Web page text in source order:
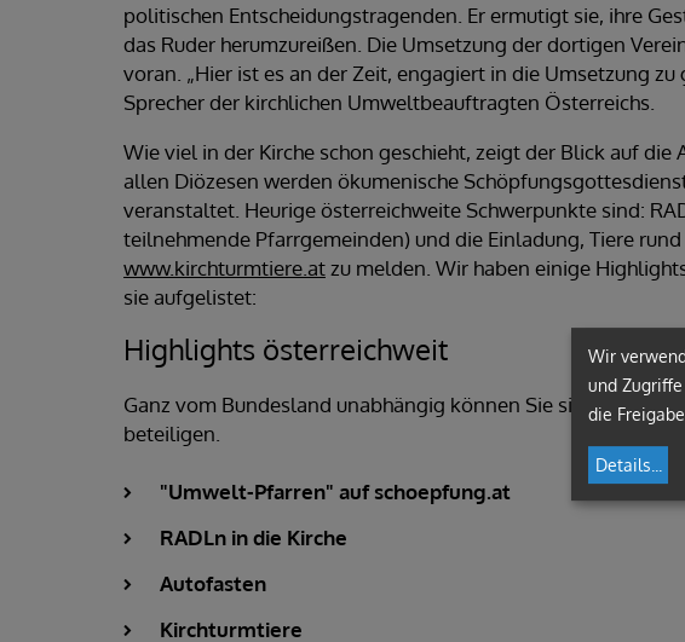
politischen Entscheidungstragenden. Er ermutigt sie, ihre
das Ruder herumzureißen. Die Umsetzung der dortigen
voran. „Hier ist es an der Zeit, engagiert in die Umsetzung
Sprecher der kirchlichen Umweltbeauftragten Österreichs.
Wie viel in der Kirche schon geschieht, zeigt der Blick auf
allen Diözesen werden ökumenische
veranstaltet. Heurige österreichweite Schwerpunkte sind:
teilnehmende Pfarrgemeinden) und die Einladung, Tiere
www.kirchturmtiere.atzu melden. Wir haben einige
sie aufgelistet:
Highlights österreichweit
Ganz vom Bundesland unabhängig können Sie sich an
beteiligen.
"Umwelt-Pfarren" auf schoepfung.at
RADLn in die Kirche
Autofasten
Kirchturmtiere
Wir
und
die
Details